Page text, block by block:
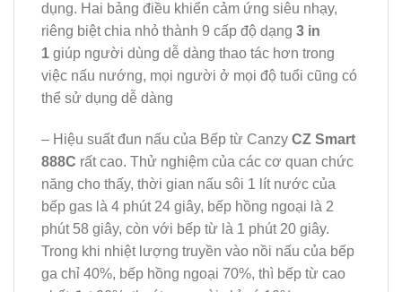
dụng. Hai bảng điều khiển cảm ứng siêu nhạy,
riêng biệt chia nhỏ thành 9 cấp độ dạng 3 in
1 giúp người dùng dễ dàng thao tác hơn trong
việc nấu nướng, mọi người ở mọi độ tuổi cũng có
thể sử dụng dễ dàng
– Hiệu suất đun nấu của Bếp từ Canzy CZ Smart
888C rất cao. Thử nghiệm của các cơ quan chức
năng cho thấy, thời gian nấu sôi 1 lít nước của
bếp gas là 4 phút 24 giây, bếp hồng ngoại là 2
phút 58 giây, còn với bếp từ là 1 phút 20 giây.
Trong khi nhiệt lượng truyền vào nồi nấu của bếp
ga chỉ 40%, bếp hồng ngoại 70%, thì bếp từ cao